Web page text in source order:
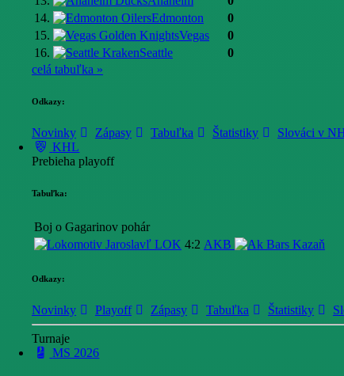
14.
Edmonton
0
15.
Vegas
0
16.
Seattle
0
celá tabuľka »
Odkazy:
Novinky Zápasy Tabuľka Štatistiky Slováci v
KHL
Prebieha playoff
Tabuľka:
Boj o Gagarinov pohár
LOK 4:2 AKB
Odkazy:
Novinky Playoff Zápasy Tabuľka Štatistiky
Turnaje
MS 2026